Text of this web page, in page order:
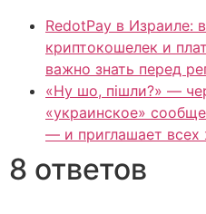
RedotPay в Израиле:
криптокошелек и
важно знать перед
«Ну шо, пішли?» —
«украинское»
— и приглашает
8 ответов